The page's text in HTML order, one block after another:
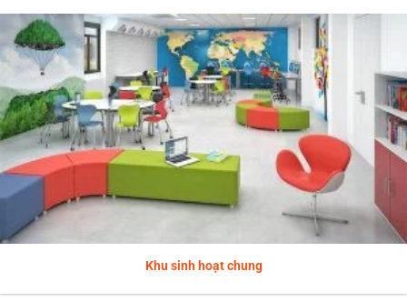
Khu sinh hoạt chung